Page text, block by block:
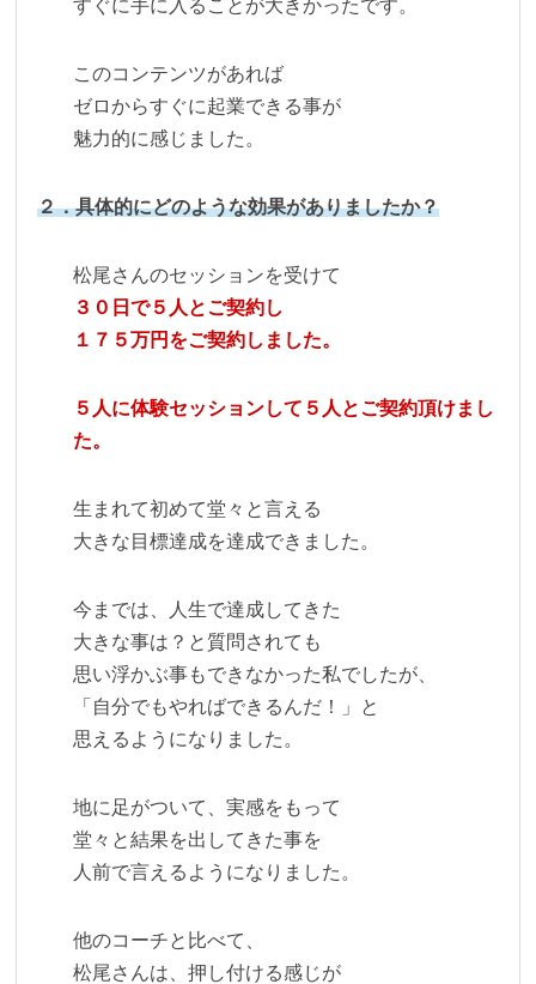
すぐに手に入ることが大きかったです。
このコンテンツがあれば
ゼロからすぐに起業できる事が
魅力的に感じました。
２．具体的にどのような効果がありましたか？
松尾さんのセッションを受けて
３０日で５人とご契約し
１７５万円をご契約しました。
５人に体験セッションして５人とご契約頂けまし
た。
生まれて初めて堂々と言える
大きな目標達成を達成できました。
今までは、人生で達成してきた
大きな事は？と質問されても
思い浮かぶ事もできなかった私でしたが、
「自分でもやればできるんだ！」と
思えるようになりました。
地に足がついて、実感をもって
堂々と結果を出してきた事を
人前で言えるようになりました。
他のコーチと比べて、
松尾さんは、押し付ける感じが